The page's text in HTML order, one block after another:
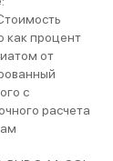
как процент
от
с
расчета